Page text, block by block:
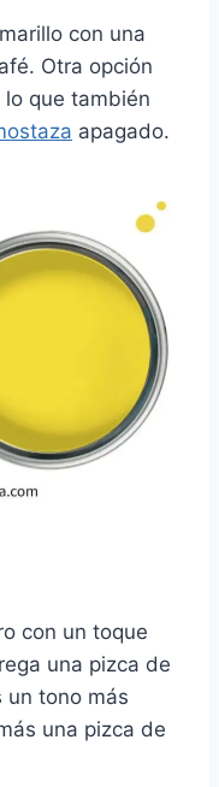
con una
Otra opción
que también
apagado.
con un toque
una pizca de
un tono más
una pizca de